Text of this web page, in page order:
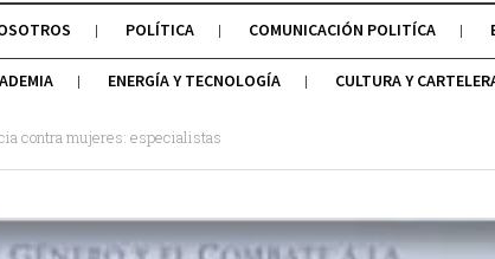
POLÍTICA COMUNICACIÓN POLITÍCA
ENERGÍA Y TECNOLOGÍA CULTURA Y
contra mujeres: especialistas